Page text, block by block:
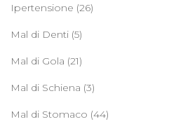
Ipertensione (26)
Mal di Denti (5)
Mal di Gola (21)
Mal di Schiena (3)
Mal di Stomaco (44)